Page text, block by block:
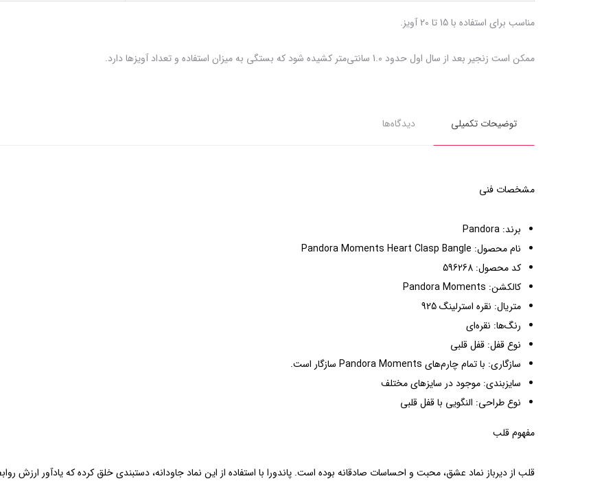
مناسب برای استفاده با 15 تا 20 آویز.
ممکن است زنجیر بعد از سال اول حدود 1.0 سانتی‌متر کشیده شود که بستگی به میزان استفاده و تعداد آویزها دارد.
توضیحات تکمیلی دیدگاه‌ها
مشخصات فنی
برند: Pandora
نام محصول: Pandora Moments Heart Clasp Bangle
کد محصول: 596268
کالکشن: Pandora Moments
متریال: نقره استرلینگ 925
رنگ‌ها: نقره‌ای
نوع قفل: قفل قلبی
سازگاری: با تمام چارم‌های Pandora Moments سازگار است.
سایزبندی: موجود در سایزهای مختلف
نوع طراحی: النگویی با قفل قلبی
مفهوم قلب
قلب از دیرباز نماد عشق، محبت و احساسات صادقانه بوده است. پاندورا با استفاده از این نماد جاودانه، دستبندی خلق کرده که یادآور ارزش